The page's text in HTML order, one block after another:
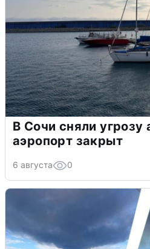
В Сочи сняли угрозу
аэропорт закрыт
6 августа 0